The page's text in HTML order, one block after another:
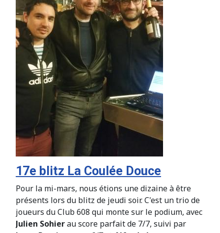
17e blitz La Coulée Douce
Pour la mi-mars, nous étions une dizaine à être
présents lors du blitz de jeudi soir. C'est un trio de
joueurs du Club 608 qui monte sur le podium, avec
Julien Sohierau score parfait de 7/7, suivi par